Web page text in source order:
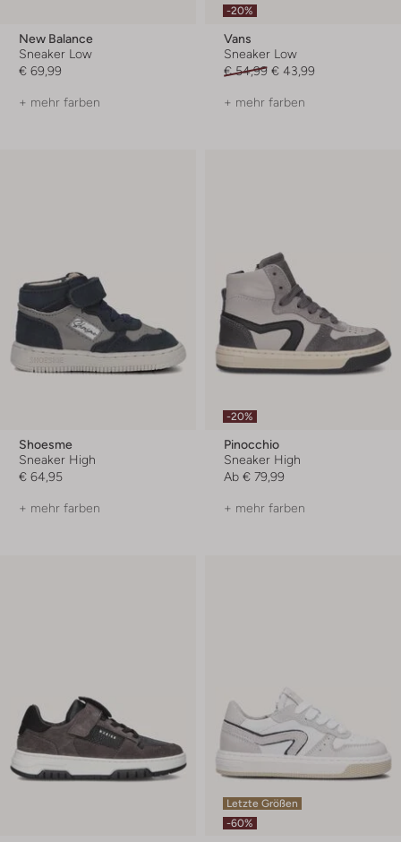
New Balance
Sneaker Low
€ 69,99
+ mehr farben
-20%
Vans
Sneaker Low
€ 54,99 € 43,99
+ mehr farben
Shoesme
Sneaker High
€ 64,95
+ mehr farben
-20%
Pinocchio
Sneaker High
Ab € 79,99
+ mehr farben
Letzte Größen
-60%